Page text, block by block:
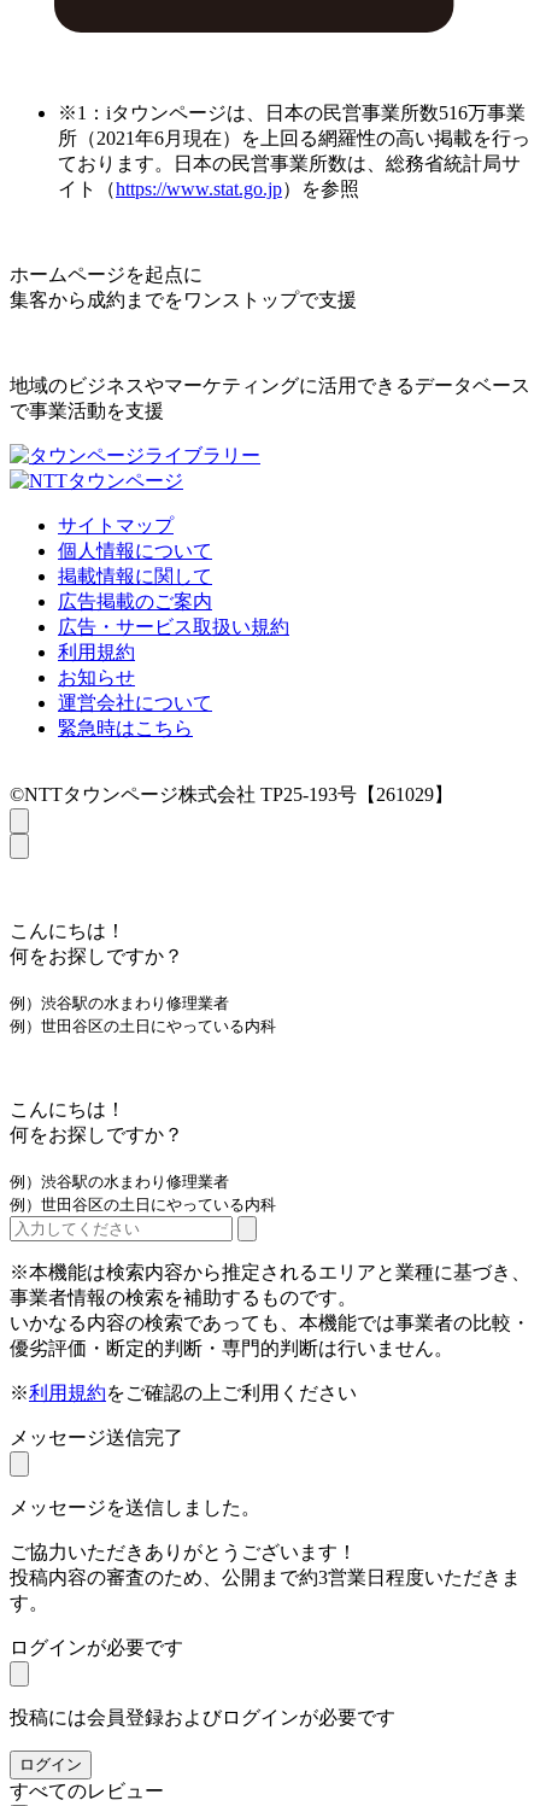
※1：iタウンページは、日本の民営事業所数516万事業
所（2021年6月現在）を上回る網羅性の高い掲載を行っ
ております。日本の民営事業所数は、総務省統計局サ
イト（https://www.stat.go.jp）を参照
ホームページを起点に
集客から成約までをワンストップで支援
地域のビジネスやマーケティングに活用できるデータベース
で事業活動を支援
サイトマップ
個人情報について
掲載情報に関して
広告掲載のご案内
広告・サービス取扱い規約
利用規約
お知らせ
運営会社について
緊急時はこちら
©NTTタウンページ株式会社 TP25-193号【261029】
こんにちは！
何をお探しですか？
例）渋谷駅の水まわり修理業者
例）世田谷区の土日にやっている内科
こんにちは！
何をお探しですか？
例）渋谷駅の水まわり修理業者
例）世田谷区の土日にやっている内科
※本機能は検索内容から推定されるエリアと業種に基づき、
事業者情報の検索を補助するものです。
いかなる内容の検索であっても、本機能では事業者の比較・
優劣評価・断定的判断・専門的判断は行いません。
※利用規約をご確認の上ご利用ください
メッセージ送信完了
メッセージを送信しました。
ご協力いただきありがとうございます！
投稿内容の審査のため、公開まで約3営業日程度いただきま
す。
ログインが必要です
投稿には会員登録およびログインが必要です
ログイン
すべてのレビュー